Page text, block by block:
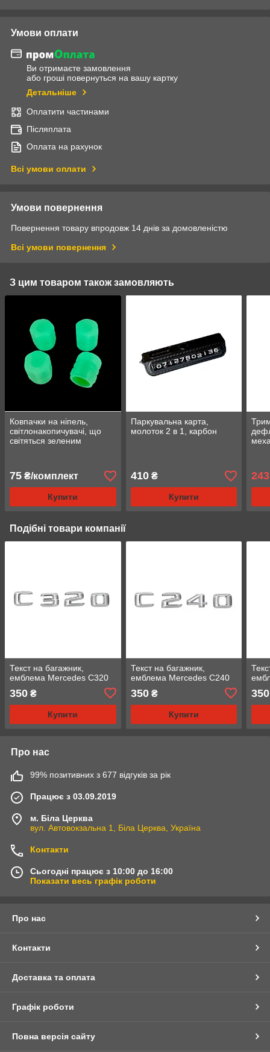
Умови оплати
Ви отримаєте замовлення
або гроші повернуться на вашу картку
Детальніше
Оплатити частинами
Післяплата
Оплата на рахунок
Всі умови оплати
Умови повернення
Повернення товару впродовж 14 днів за домовленістю
Всі умови повернення
З цим товаром також замовляють
Ковпачки на ніпель,
світлонакопичувачі, що
світяться зеленим
75 ₴/комплект
Купити
Паркувальна карта,
молоток 2 в 1, карбон
410₴
Купити
243
Подібні товари компанії
Текст на багажник,
емблема Mercedes C320
350 ₴
Купити
Текст на багажник,
емблема Mercedes C240
350₴
Купити
350
Про нас
99% позитивних з 677 відгуків за рік
Працює з 03.09.2019
м. Біла Церква
вул. Автовокзальна 1, Біла Церква, Україна
Контакти
Сьогодні працює з 10:00 до 16:00
Показати весь графік роботи
Про нас
Контакти
Доставка та оплата
Графік роботи
Повна версія сайту